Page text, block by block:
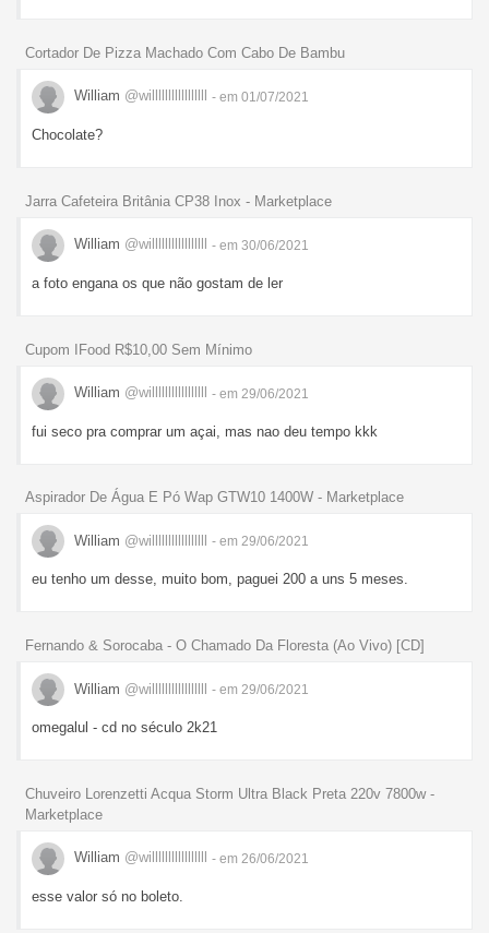
Cortador De Pizza Machado Com Cabo De Bambu
William @willlllllllllllllll - em 01/07/2021
Chocolate?
Jarra Cafeteira Britânia CP38 Inox - Marketplace
William @willlllllllllllllll - em 30/06/2021
a foto engana os que não gostam de ler
Cupom IFood R$10,00 Sem Mínimo
William @willlllllllllllllll - em 29/06/2021
fui seco pra comprar um açai, mas nao deu tempo kkk
Aspirador De Água E Pó Wap GTW10 1400W - Marketplace
William @willlllllllllllllll - em 29/06/2021
eu tenho um desse, muito bom, paguei 200 a uns 5 meses.
Fernando & Sorocaba - O Chamado Da Floresta (Ao Vivo) [CD]
William @willlllllllllllllll - em 29/06/2021
omegalul - cd no século 2k21
Chuveiro Lorenzetti Acqua Storm Ultra Black Preta 220v 7800w -
Marketplace
William @willlllllllllllllll - em 26/06/2021
esse valor só no boleto.